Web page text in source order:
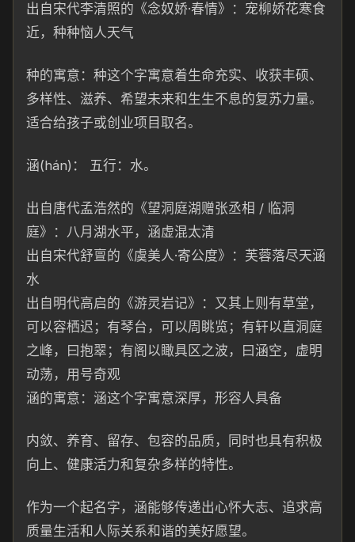
出自宋代李清照的《念奴娇·春情》： 宠柳娇花寒食
近， 种种恼人天气
种的寓意：种这个字寓意着生命充实、收获丰硕、
多样性、滋养、希望未来和生生不息的复苏力量。
适合给孩子或创业项目取名。
涵(hán)： 五行：水。
出自唐代孟浩然的《望洞庭湖赠张丞相 / 临洞
庭》：八月湖水平，涵虚混太清
出自宋代舒亶的《虞美人·寄公度》：芙蓉落尽天涵
水
出自明代高启的《游灵岩记》：又其上则有草堂，
可以容栖迟；有琴台，可以周眺览；有轩以直洞庭
之峰，曰抱翠；有阁以瞰具区之波，曰涵空，虚明
动荡， 用号奇观
涵的寓意：涵这个字寓意深厚，形容人具备
内敛、养育、留存、包容的品质，同 时也具有积极
向上、健康活力和复杂多样的特性。
作为一个起名字，涵能够传递出心怀大志、追求高
质量生活和人际关系和谐的美好愿望。